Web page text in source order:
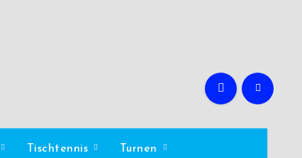
Tischtennis Turnen